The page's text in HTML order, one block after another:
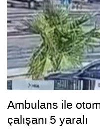
Ambulans ile
çalışanı 5 yaralı